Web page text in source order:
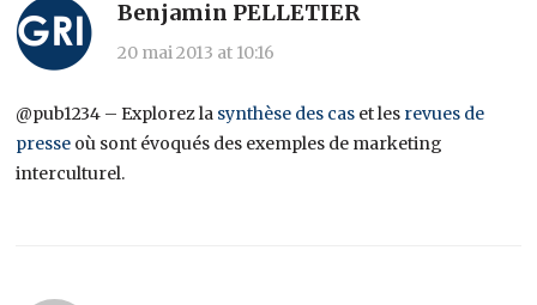
Benjamin PELLETIER
20 mai 2013 at 10:16
@pub1234 – Explorez la synthèse des cas et les revues de
presse où sont évoqués des exemples de marketing
interculturel.